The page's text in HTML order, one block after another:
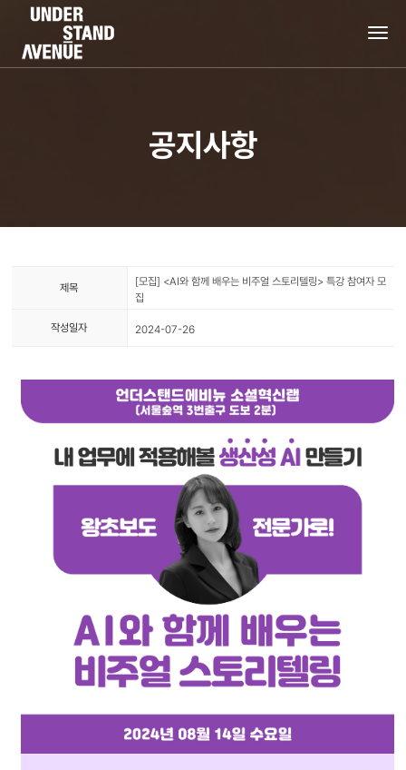
공지사항
제목
[모집] <AI와 함께 배우는 비주얼 스토리텔링> 특강 참여자 모
집
작성일자 2024-07-26